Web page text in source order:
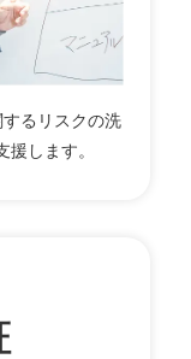
るリスクの洗
します。